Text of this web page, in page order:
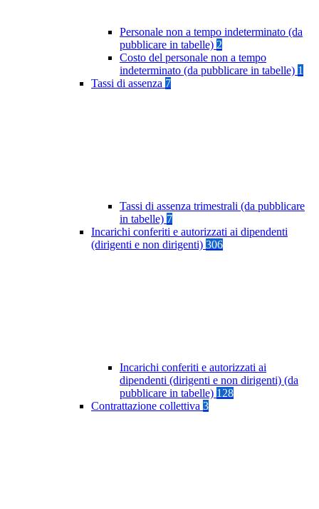
Personale non a tempo indeterminato (da
pubblicare in tabelle) 2
Costo del personale non a tempo
indeterminato (da pubblicare in tabelle) 1
Tassi di assenza 7
Tassi di assenza trimestrali (da pubblicare
in tabelle) 7
Incarichi conferiti e autorizzati ai dipendenti
(dirigenti e non dirigenti) 306
Incarichi conferiti e autorizzati ai
dipendenti (dirigenti e non dirigenti) (da
pubblicare in tabelle) 128
Contrattazione collettiva 3